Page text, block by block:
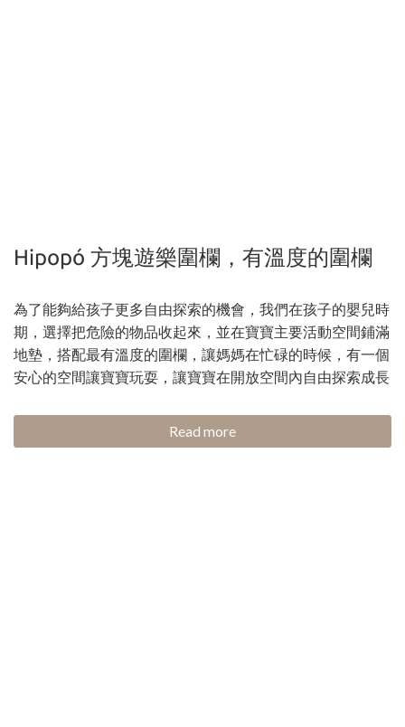
Hipopó 方塊遊樂圍欄，有溫度的圍欄
為了能夠給孩子更多自由探索的機會，我們在孩子的嬰兒時
期，選擇把危險的物品收起來，並在寶寶主要活動空間鋪滿
地墊，搭配最有溫度的圍欄，讓媽媽在忙碌的時候，有一個
安心的空間讓寶寶玩耍，讓寶寶在開放空間內自由探索成長
Read more